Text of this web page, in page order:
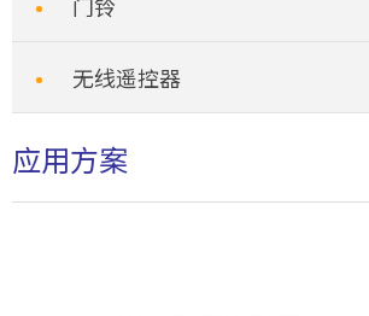
门铃
无线遥控器
应用方案